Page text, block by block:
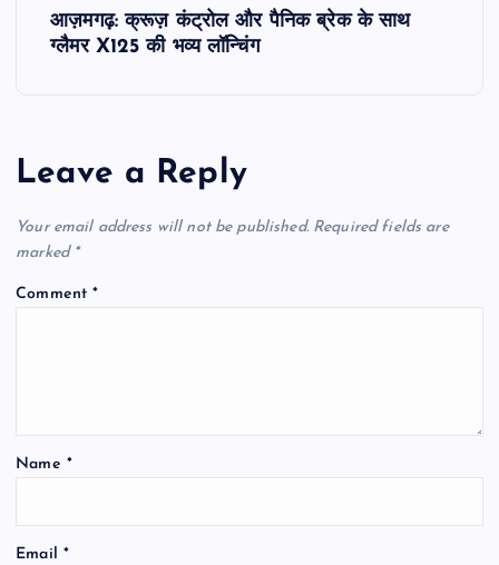
a
v
i
i
o
आज़मगढ़: क्रूज़ कंट्रोल और पैनिक ब्रेक के साथ
ग्लैमर X125 की भव्य लॉन्चिंग
Leave a Reply
Your email address will not be published. Required fields are
marked *
Comment*
Name *
Email *